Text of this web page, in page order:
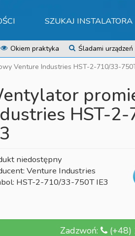
SZUKAJ INSTALATORA
Okiem praktyka Śladami urządzeń
Venture Industries HST-2-710/33-
HST-
niedostępny
Venture Industries
HST-2-710/33-750T IE3
Zadzwoń: (+48)